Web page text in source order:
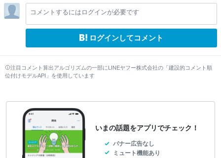
コメントするにはログインが必要です
ログインしてコメント
注目コメント算出アルゴリズムの一部にLINEヤフー株式会社の「建設的コメント順
位付けモデルAPI」を使用しています
いまの話題をアプリでチェック！
バナー広告なし
ミュート機能あり